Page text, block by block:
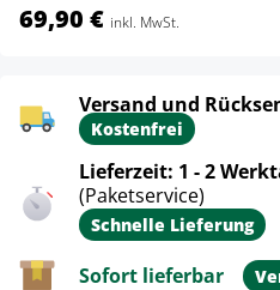
69,90 € inkl. MwSt.
Versand und
Kostenfrei
Lieferzeit: 1 - 2
(Paketservice)
Schnelle Lieferung
Sofort lieferbar